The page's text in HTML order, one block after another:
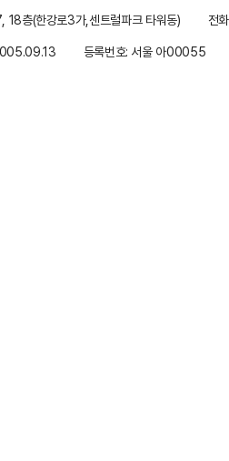
18층(한강로3가,센트럴파크 타워동)
전
등록번호: 서울 아00055